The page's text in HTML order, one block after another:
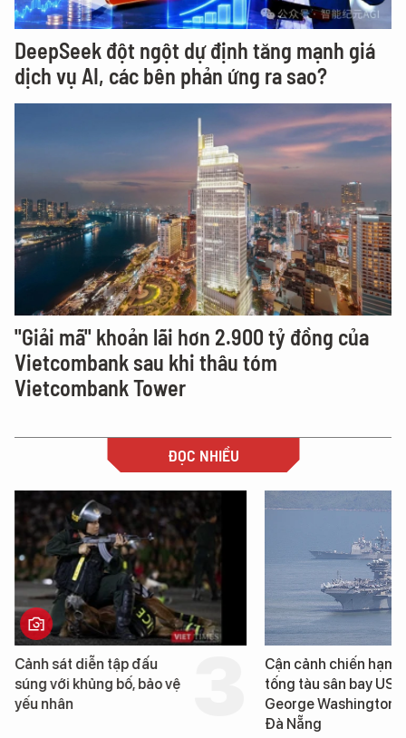
DeepSeek đột ngột dự định tăng mạnh giá
dịch vụ AI, các bên phản ứng ra sao?
"Giải mã" khoản lãi hơn 2.900 tỷ đồng của
Vietcombank sau khi thâu tóm
Vietcombank Tower
ĐỌC NHIỀU
Cảnh sát diễn tập đấu
súng với khủng bố, bảo vệ
yếu nhân
Cận cảnh chiến hạm
tống tàu sân bay USS
George Washington
Đà Nẵng